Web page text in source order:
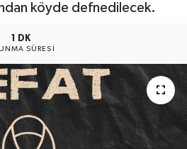
köyde defnedilecek.
1 DK
SÜRESI